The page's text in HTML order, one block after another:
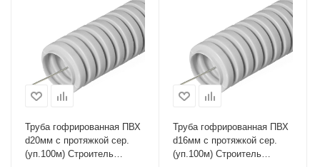
Труба гофрированная ПВХ
d20мм с протяжкой сер.
(уп.100м) Строитель
Труба гофрированная ПВХ
d16мм с протяжкой сер.
(уп.100м) Строитель